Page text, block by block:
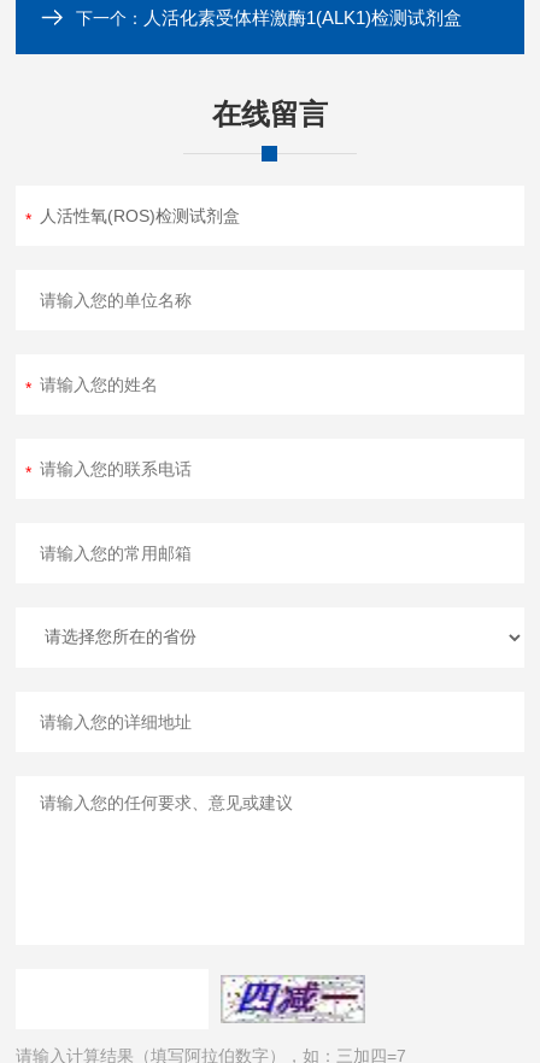
下一个： 人活化素受体样激酶1(ALK1)检测试剂盒
在线留言
请输入计算结果（填写阿拉伯数字），如：三加四=7